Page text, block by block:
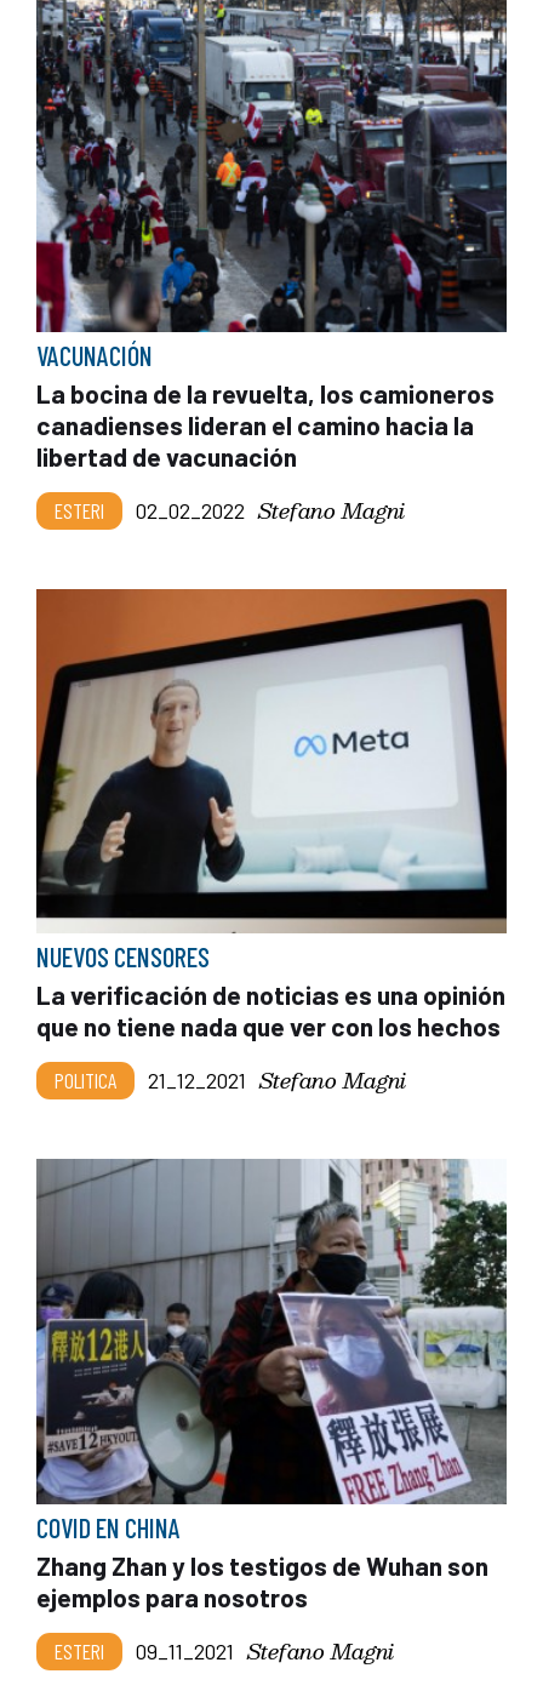
VACUNACIÓN
La bocina de la revuelta, los camioneros
canadienses lideran el camino hacia la
libertad de vacunación
ESTERI 02_02_2022 Stefano Magni
NUEVOS CENSORES
La verificación de noticias es una opinión
que no tiene nada que ver con los hechos
POLITICA 21_12_2021 Stefano Magni
COVID EN CHINA
Zhang Zhan y los testigos de Wuhan son
ejemplos para nosotros
ESTERI 09_11_2021 Stefano Magni